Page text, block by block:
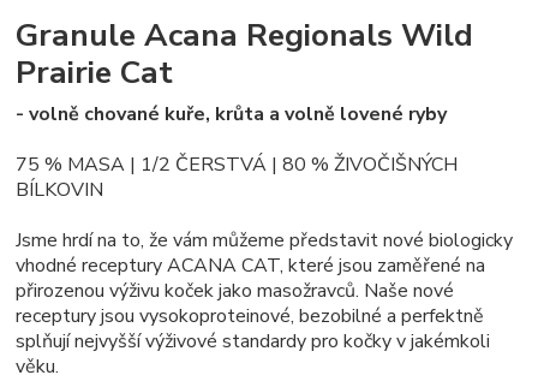
Granule Acana Regionals Wild
Prairie Cat
- volně chované kuře, krůta a volně lovené ryby
75 % MASA | 1/2 ČERSTVÁ | 80 % ŽIVOČIŠNÝCH
BÍLKOVIN
Jsme hrdí na to, že vám můžeme představit nové biologicky
vhodné receptury ACANA CAT, které jsou zaměřené na
přirozenou výživu koček jako masožravců. Naše nové
receptury jsou vysokoproteinové, bezobilné a perfektně
splňují nejvyšší výživové standardy pro kočky v jakémkoli
věku.